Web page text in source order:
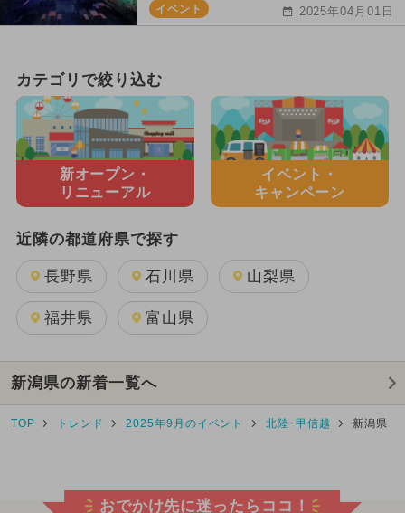
イベント 2025年04月01日
カテゴリで絞り込む
新オープン・
リニューアル
イベント・
キャンペーン
近隣の都道府県で探す
長野県 石川県 山梨県
福井県 富山県
新潟県の新着一覧へ
TOP トレンド 2025年9月のイベント 北陸･甲信越 新潟県
おでかけ先に迷ったらココ！